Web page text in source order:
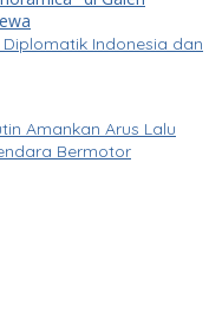
Indonesia dan
Amankan Arus Lalu
Bermotor